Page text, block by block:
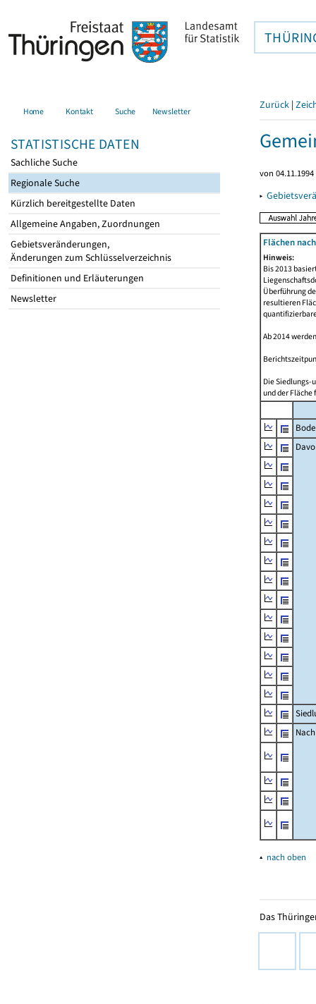
Home Kontakt Suche Newsletter
STATISTISCHE DATEN
Sachliche Suche
Regionale Suche
Kürzlich bereitgestellte Daten
Allgemeine Angaben, Zuordnungen
Gebietsveränderungen,
Änderungen zum Schlüsselverzeichnis
Definitionen und Erläuterungen
Newsletter
Zurück |
von
▸
Flächen
Hinweis:
Bis 2013
Überführung
resultieren
Ab 2014
Die Siedlungs-
und der Fläche
▴ nach oben
Das